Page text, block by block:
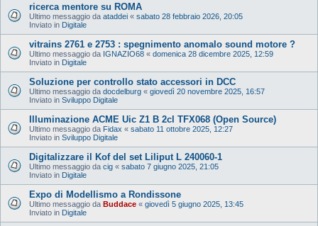
ricerca mentore su ROMA
Ultimo messaggio da ataddei « sabato 28 febbraio 2026, 20:05
Inviato in Digitale
vitrains 2761 e 2753 : spegnimento anomalo sound motore ?
Ultimo messaggio da IGNAZIO68 « domenica 28 dicembre 2025, 12:59
Inviato in Digitale
Soluzione per controllo stato accessori in DCC
Ultimo messaggio da docdelburg « giovedì 20 novembre 2025, 16:57
Inviato in Sviluppo Digitale
Illuminazione ACME Uic Z1 B 2cl TFX068 (Open Source)
Ultimo messaggio da Fidax « sabato 11 ottobre 2025, 12:27
Inviato in Sviluppo Digitale
Digitalizzare il Kof del set Liliput L 240060-1
Ultimo messaggio da cig « sabato 7 giugno 2025, 21:05
Inviato in Digitale
Expo di Modellismo a Rondissone
Ultimo messaggio da Buddace « giovedì 5 giugno 2025, 13:45
Inviato in Digitale